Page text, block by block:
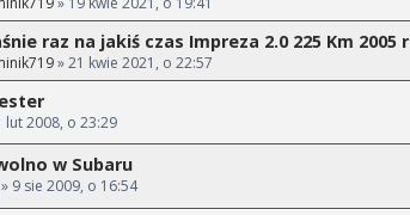
raz na jakiś czas Impreza 2.0 225 Km 2005 r
» 21 kwie 2021, o 22:57
lut 2008, o 23:29
w Subaru
» 9 sie 2009, o 16:54